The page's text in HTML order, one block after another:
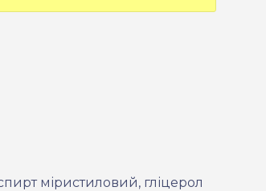
міристиловий, гліцерол